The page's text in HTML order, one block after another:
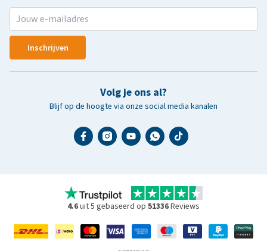
Inschrijven
Volg je ons al?
Blijf op de hoogte via onze social media kanalen
4.6uit 5 gebaseerd op 51336Reviews